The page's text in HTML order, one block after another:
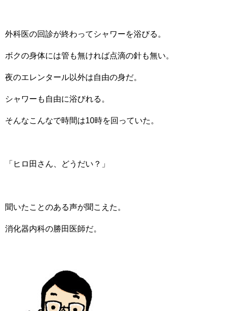
外科医の回診が終わってシャワーを浴びる。
ボクの身体には管も無ければ点滴の針も無い。
夜のエレンタール以外は自由の身だ。
シャワーも自由に浴びれる。
そんなこんなで時間は10時を回っていた。
「ヒロ田さん、どうだい？」
聞いたことのある声が聞こえた。
消化器内科の勝田医師だ。